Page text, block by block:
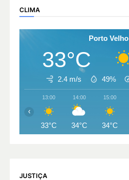
CLIMA
Porto Velho
33°C
2.4 m/s 49%
13:00
33°C
14:00
34°C
15:00
34°C
‹
JUSTIÇA